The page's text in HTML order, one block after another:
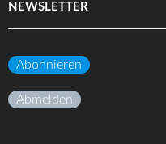
NEWSLETTER
Abonnieren
Abmelden